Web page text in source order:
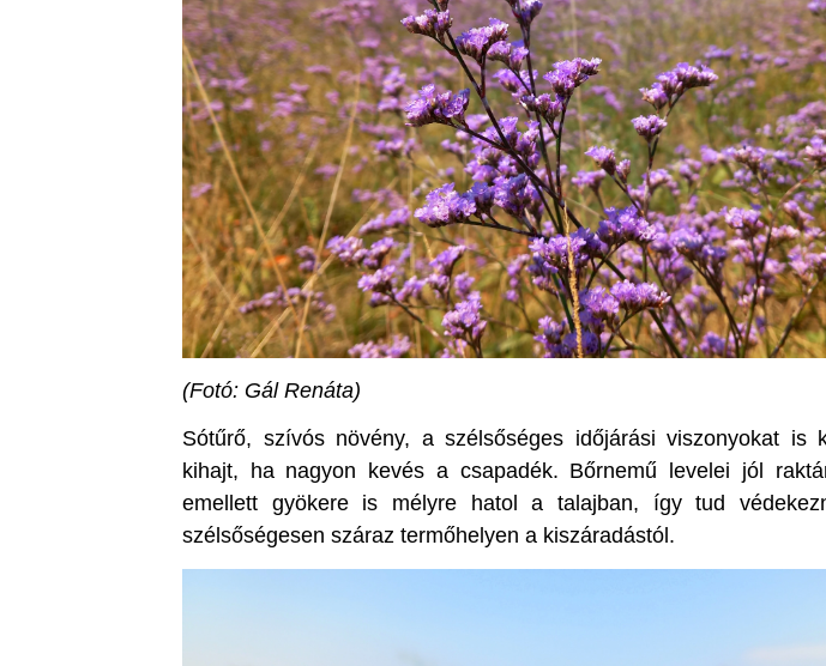
(Fotó: Gál Renáta)
Sótűrő, szívós növény, a szélsőséges időjárási viszonyokat is
kihajt, ha nagyon kevés a csapadék. Bőrnemű levelei jól
emellett gyökere is mélyre hatol a talajban, így tud
szélsőségesen száraz termőhelyen a kiszáradástól.